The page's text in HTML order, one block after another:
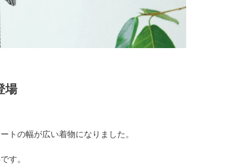
場
トの幅が広い着物になりました。
す。